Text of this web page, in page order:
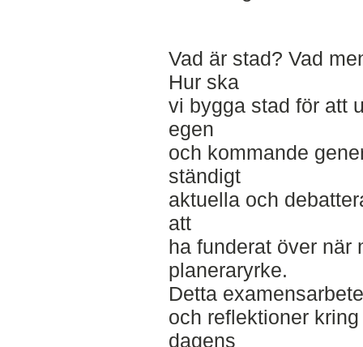
Vad är stad? Vad
Hur ska
vi bygga stad för att
egen
och kommande
ständigt
aktuella och
att
ha funderat över när
planeraryrke.
Detta
och reflektioner
dagens